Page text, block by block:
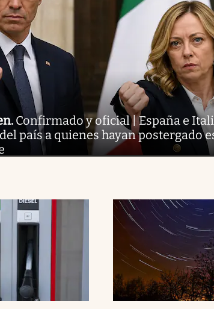
. Confirmado y oficial | España e
país a quienes hayan postergado